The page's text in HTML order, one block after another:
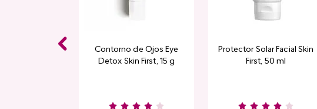
Contorno de Ojos Eye
Detox Skin First, 15 g
Protector Solar Facial Skin
First, 50 ml